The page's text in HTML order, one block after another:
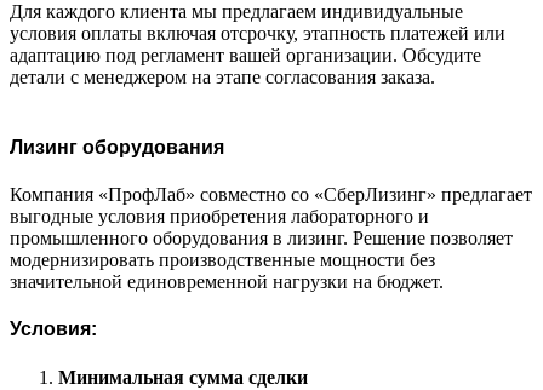
Для каждого клиента мы предлагаем индивидуальные
условия оплаты включая отсрочку, этапность платежей или
адаптацию под регламент вашей организации. Обсудите
детали с менеджером на этапе согласования заказа.
Лизинг оборудования
Компания «ПрофЛаб» совместно со «СберЛизинг» предлагает
выгодные условия приобретения лабораторного и
промышленного оборудования в лизинг. Решение позволяет
модернизировать производственные мощности без
значительной единовременной нагрузки на бюджет.
Условия:
Минимальная сумма сделки